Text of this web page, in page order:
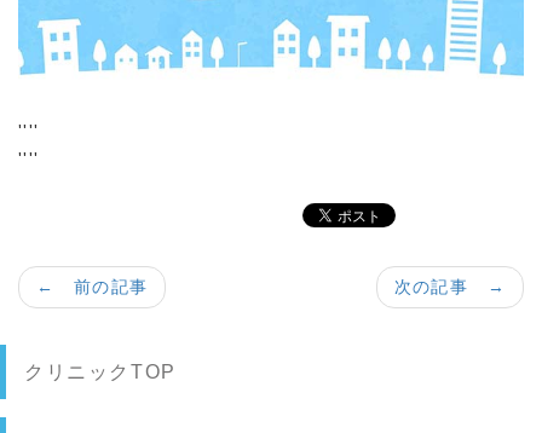
''''
''''
次の記事 →
← 前の記事
クリニックTOP